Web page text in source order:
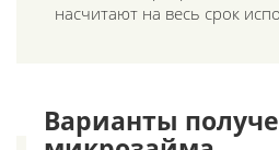
насчитают на весь срок
Варианты